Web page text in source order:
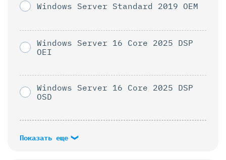
Windows Server Standard 2019 OEM
Windows Server 16 Core 2025 DSP
OEI
Windows Server 16 Core 2025 DSP
OSD
Показать еще